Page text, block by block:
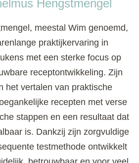
Hengstmengel
meestal Wim genoemd,
praktijkervaring in
met een sterke focus op
receptontwikkeling. Zijn
het vertalen van praktische
recepten met verse
stappen en een resultaat dat
is. Dankzij zijn zorgvuldige
testmethode ontwikkelt